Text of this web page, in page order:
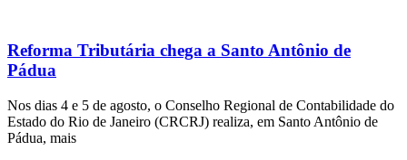
Reforma Tributária chega a Santo Antônio de
Pádua
Nos dias 4 e 5 de agosto, o Conselho Regional de Contabilidade do
Estado do Rio de Janeiro (CRCRJ) realiza, em Santo Antônio de
Pádua, mais